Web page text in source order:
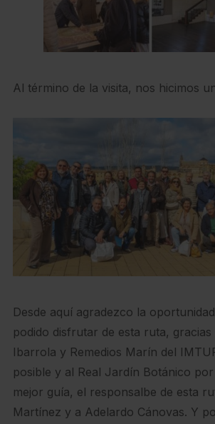
Al término de la visita, nos hicimos
Desde aquí agradezco la
podido disfrutar de esta ruta,
Ibarrola y Remedios Marín del
posible y al Real Jardín Botánico
mejor guía, el responsalbe de esta
Martínez y a Adelardo Cánovas. Y